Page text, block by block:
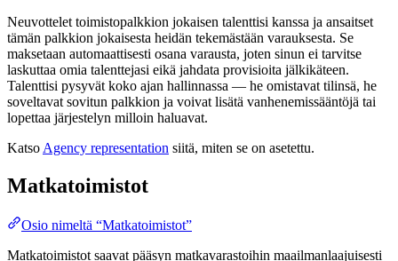
Neuvottelet toimistopalkkion jokaisen talenttisi kanssa ja ansaitset
tämän palkkion jokaisesta heidän tekemästään varauksesta. Se
maksetaan automaattisesti osana varausta, joten sinun ei tarvitse
laskuttaa omia talenttejasi eikä jahdata provisioita jälkikäteen.
Talenttisi pysyvät koko ajan hallinnassa — he omistavat tilinsä, he
soveltavat sovitun palkkion ja voivat lisätä vanhenemissääntöjä tai
lopettaa järjestelyn milloin haluavat.
Katso Agency representation siitä, miten se on asetettu.
Matkatoimistot
Osio nimeltä “Matkatoimistot”
Matkatoimistot saavat pääsyn matkavarastoihin maailmanlaajuisesti